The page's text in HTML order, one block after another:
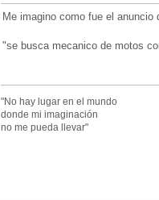
Me imagino como fue el anuncio
"se busca mecanico de motos
"No hay lugar en el mundo
donde mi imaginación
no me pueda llevar"